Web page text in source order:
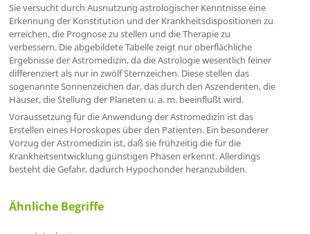
Sie versucht durch Ausnutzung astrologischer Kenntnisse eine
Erkennung der Konstitution und der Krankheitsdispositionen zu
erreichen, die Prognose zu stellen und die Therapie zu
verbessern. Die abgebildete Tabelle zeigt nur oberflächliche
Ergebnisse der Astromedizin, da die Astrologie wesentlich feiner
differenziert als nur in zwölf Sternzeichen. Diese stellen das
sogenannte Sonnenzeichen dar, das durch den Aszendenten, die
Häuser, die Stellung der Planeten u. a. m. beeinflußt wird.
Voraussetzung für die Anwendung der Astromedizin ist das
Erstellen eines Horoskopes über den Patienten. Ein besonderer
Vorzug der Astromedizin ist, daß sie frühzeitig die für die
Krankheitsentwicklung günstigen Phasen erkennt. Allerdings
besteht die Gefahr, dadurch Hypochonder heranzubilden.
Ähnliche Begriffe